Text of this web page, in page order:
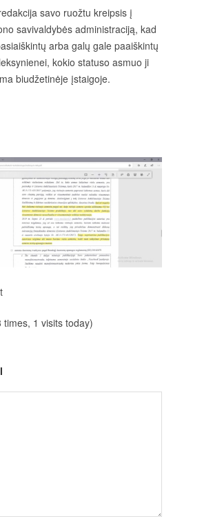
savo ruožtu kreipsis į
savivaldybės administraciją, kad
arba galų gale paaiškintų
kokio statuso asmuo ji
biudžetinėje įstaigoje.
times, 1 visits today)